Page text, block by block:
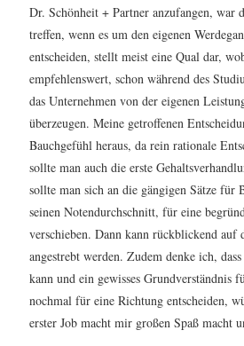
Dr. Schönheit + Partner anzufangen, war
treffen, wenn es um den eigenen
entscheiden, stellt meist eine Qual dar,
empfehlenswert, schon während des
das Unternehmen von der eigenen
überzeugen. Meine getroffenen
Bauchgefühl heraus, da rein rationale
sollte man auch die erste
sollte man sich an die gängigen Sätze für
seinen Notendurchschnitt, für eine
verschieben. Dann kann rückblickend auf
angestrebt werden. Zudem denke ich,
kann und ein gewisses
nochmal für eine Richtung entscheiden,
erster Job macht mir großen Spaß macht